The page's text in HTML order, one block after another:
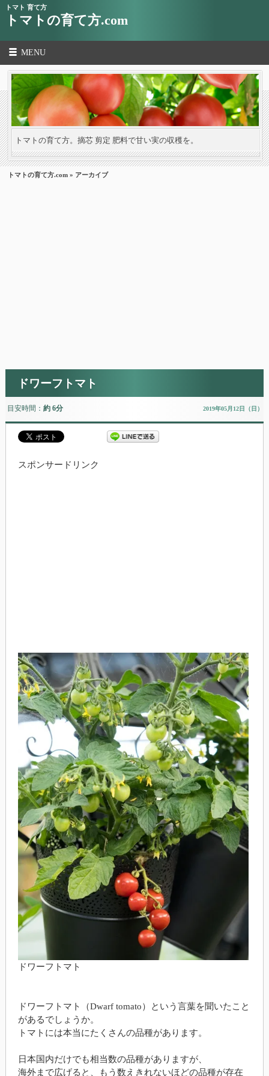
トマト 育て方
トマトの育て方.com
MENU
トマトの育て方。摘芯 剪定 肥料で甘い実の収穫を。
トマトの育て方.com » アーカイブ
ドワーフトマト
目安時間： 約 6分 2019年05月12日（日）
スポンサードリンク
ドワーフトマト
ドワーフトマト（Dwarf tomato）という言葉を聞いたこと
があるでしょうか。
トマトには本当にたくさんの品種があります。
日本国内だけでも相当数の品種がありますが、
海外まで広げると、もう数えきれないほどの品種が存在